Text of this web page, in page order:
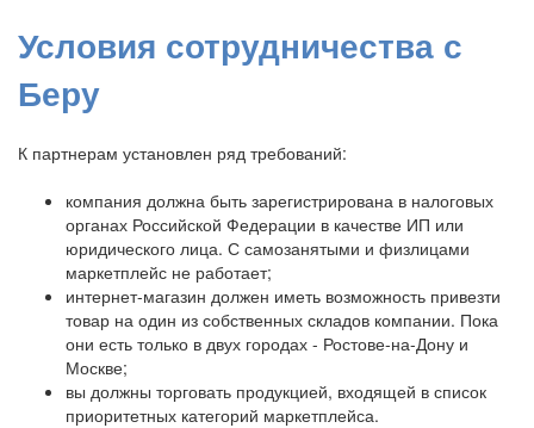
Условия сотрудничества с
Беру
К партнерам установлен ряд требований:
компания должна быть зарегистрирована в налоговых
органах Российской Федерации в качестве ИП или
юридического лица. С самозанятыми и физлицами
маркетплейс не работает;
интернет-магазин должен иметь возможность привезти
товар на один из собственных складов компании. Пока
они есть только в двух городах - Ростове-на-Дону и
Москве;
вы должны торговать продукцией, входящей в список
приоритетных категорий маркетплейса.